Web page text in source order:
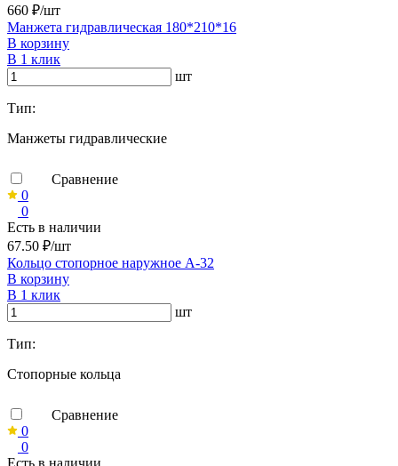
660 ₽/шт
Манжета гидравлическая 180*210*16
В корзину
В 1 клик
шт
Тип:
Манжеты гидравлические
Сравнение
0
0
Есть в наличии
67.50 ₽/шт
Кольцо стопорное наружное А-32
В корзину
В 1 клик
шт
Тип:
Стопорные кольца
Сравнение
0
0
Есть в наличии